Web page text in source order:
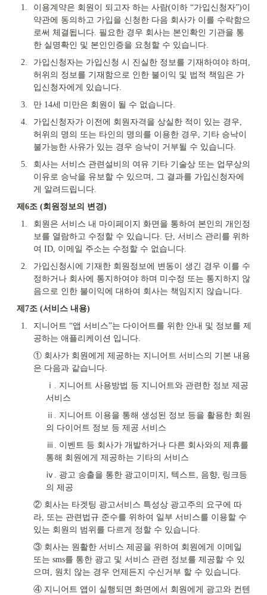
1.
이용계약은 회원이 되고자 하는 사람(이하 “가입신청자”)이
약관에 동의하고 가입을 신청한 다음 회사가 이를 수락함으
로써 체결됩니다. 필요한 경우 회사는 본인확인 기관을 통
한 실명확인 및 본인인증을 요청할 수 있습니다.
2.
가입신청자는 가입신청 시 진실한 정보를 기재하여야 하며,
허위의 정보를 기재함으로 인한 불이익 및 법적 책임은 가
입신청자에게 있습니다.
3.
만 14세 미만은 회원이 될 수 없습니다.
4.
가입신청자가 이전에 회원자격을 상실한 적이 있는 경우,
허위의 명의 또는 타인의 명의를 이용한 경우, 기타 승낙이
불가능한 사유가 있는 경우 승낙이 거부될 수 있습니다.
5.
회사는 서비스 관련설비의 여유 기타 기술상 또는 업무상의
이유로 승낙을 유보할 수 있으며, 그 결과를 가입신청자에
게 알려드립니다.
제6조 (회원정보의 변경)
1.
회원은 서비스 내 마이페이지 화면을 통하여 본인의 개인정
보를 열람하고 수정할 수 있습니다. 단, 서비스 관리를 위하
여 ID, 이메일 주소는 수정할 수 없습니다.
2.
가입신청시에 기재한 회원정보에 변동이 생긴 경우 이를 수
정하거나 회사에 통지하여야 하며 미수정 또는 통지하지 않
음으로 인한 불이익에 대하여 회사는 책임지지 않습니다.
제7조 (서비스 내용)
1.
지니어트 “앱 서비스”는 다이어트를 위한 안내 및 정보를 제
공하는 애플리케이션 입니다.
① 회사가 회원에게 제공하는 지니어트 서비스의 기본 내용
은 다음과 같습니다.
ⅰ. 지니어트 사용방법 등 지니어트와 관련한 정보 제공
서비스
ⅱ. 지니어트 이용을 통해 생성된 정보 등을 활용한 회원
의 다이어트 정보 등 제공 서비스
ⅲ. 이벤트 등 회사가 개발하거나 다른 회사와의 제휴를
통해 회원에게 제공하는 기타의 서비스
ⅳ. 광고 송출을 통한 광고이미지, 텍스트, 음향, 링크등
의 제공
② 회사는 타겟팅 광고서비스 특성상 광고주의 요구에 따
라, 또는 관련법규 준수를 위하여 일부 서비스를 이용할 수
있는 회원의 범위를 다르게 정할 수 있습니다.
③ 회사는 원활한 서비스 제공을 위하여 회원에게 이메일
또는 sms를 통한 광고 및 서비스 관련 정보를 제공할 수 있
으며, 원치 않는 경우 언제든지 수신거부 할 수 있습니다.
④ 지니어트 앱이 실행되면 화면에서 회원에게 광고와 컨텐